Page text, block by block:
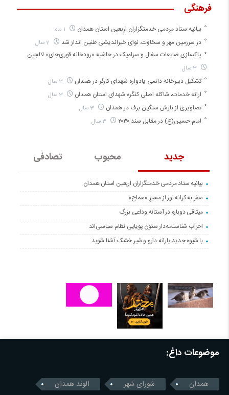
جدید محبوب تصادفی
بیانیه ستاد مردمی خدمتگزاران اربعین استان همدان
سفر به کرانه‌ نور از مسیرِ «سماح»
میثاقی دوباره در آستانه‌ وداعی بزرگ
احزاب شناسنامه‌دار ستون پویایی نظام سیاسی‌اند
با شیوه جدید یارانه دارو و شیر خشک آشنا شوید
فرهنگی
بیانیه ستاد مردمی خدمتگزاران اربعین استان همدان
در سرزمین مهر و سخاوت، نوای خیراندیشی طنین انداز شد
پاکسازی ضایعات سفال و سرامیک در حاشیه «رودخانه قوری‌چای» لالجین
3 سال
تشکیل دبیرخانه دائمی یادواره شهدای کارگر در همدان 3 سال
ارائه خدمات، شاکله اصلی کنگره شهدای استان همدان 3 سال
تصاویری از بارش سنگین برف در همدان 3 سال
امام حسین(ع) در مقابل سند ۲۰۳۰ 3 سال
موضوعات داغ:
همدان شورای شهر الوند همدان